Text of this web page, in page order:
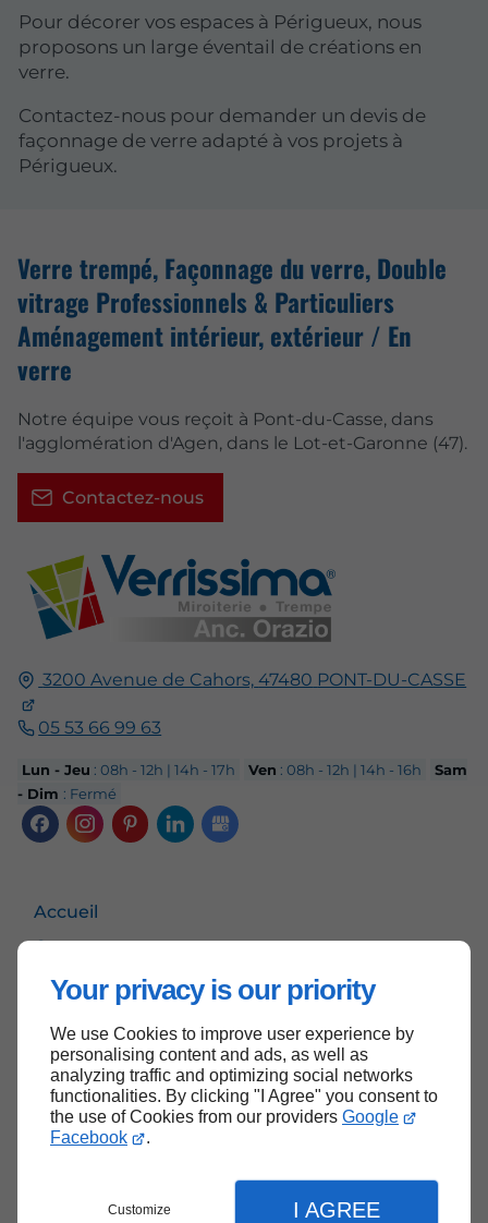
Your privacy is our priority
We use Cookies to improve user experience by
personalising content and ads, as well as
analyzing traffic and optimizing social networks
functionalities. By clicking "I Agree" you consent to
the use of Cookies from our providers Google
Facebook
.
Customize I AGREE
Pour décorer vos espaces à Périgueux, nous
proposons un large éventail de créations en
verre.
Contactez-nous pour demander un devis de
façonnage de verre adapté à vos projets à
Périgueux.
3200 Avenue de Cahors, 47480 PONT-DU-CASSE
05 53 66 99 63
Lun - Jeu : 08h - 12h | 14h - 17h Ven : 08h - 12h | 14h - 16h
Sam
- Dim : Fermé
Accueil
Contactez-nous
Mentions légales
Verre trempé, Façonnage du verre, Double
vitrage Professionnels & Particuliers
Aménagement intérieur, extérieur / En
verre
Notre équipe vous reçoit à Pont-du-Casse, dans
l'agglomération d'Agen, dans le Lot-et-Garonne (47).
Contactez-nous
Haut de page